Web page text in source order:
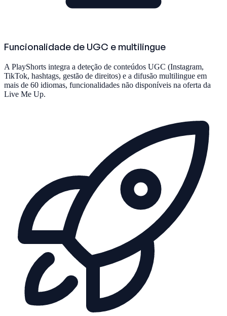
Funcionalidade de UGC e multilingue
A PlayShorts integra a deteção de conteúdos UGC (Instagram,
TikTok, hashtags, gestão de direitos) e a difusão multilingue em
mais de 60 idiomas, funcionalidades não disponíveis na oferta da
Live Me Up.